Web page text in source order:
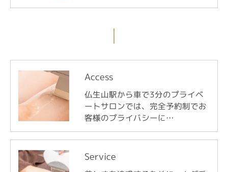
Access
仏生山駅から車で3分のプライベ
ートサロンでは、完全予約制でお
客様のプライバシーに…
Service